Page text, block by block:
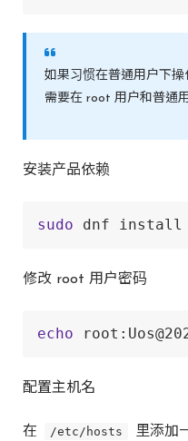
如果习惯在普通用户下
需要在 root 用户和普通
安装产品依赖
sudo dnf install
修改 root 用户密码
echo
配置主机名
在 /etc/hosts 里添加